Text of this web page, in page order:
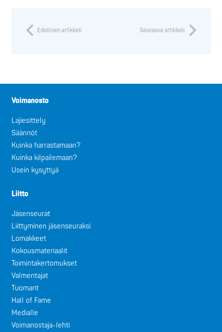
Edellinen artikkeli Seuraava artikkeli
Voimanosto
Lajiesittely
Säännöt
Kuinka harrastamaan?
Kuinka kilpailemaan?
Usein kysyttyä
Liitto
Jäsenseurat
Liittyminen jäsenseuraksi
Lomakkeet
Kokousmateriaalit
Toimintakertomukset
Valmentajat
Tuomarit
Hall of Fame
Medialle
Voimanostaja-lehti